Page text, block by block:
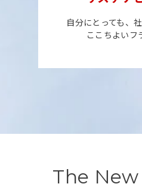
自分にとっても、
ここちよいフ
The